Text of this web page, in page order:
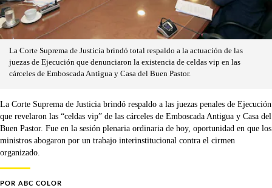
La Corte Suprema de Justicia brindó total respaldo a la actuación de las
juezas de Ejecución que denunciaron la existencia de celdas vip en las
cárceles de Emboscada Antigua y Casa del Buen Pastor.
La Corte Suprema de Justicia brindó respaldo a las juezas penales de Ejecución
que revelaron las “celdas vip” de las cárceles de Emboscada Antigua y Casa del
Buen Pastor. Fue en la sesión plenaria ordinaria de hoy, oportunidad en que los
ministros abogaron por un trabajo interinstitucional contra el cirmen
organizado.
POR ABC COLOR